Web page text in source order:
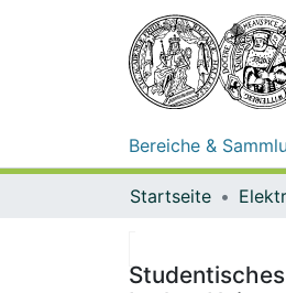
Bereiche &
Startseite